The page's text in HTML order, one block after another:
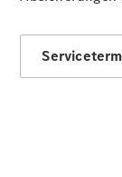
Reparatur
Garantie
Pannen- &